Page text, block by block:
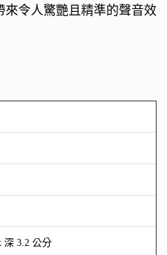
來令人驚艷且精準的聲音效
深 3.2 公分